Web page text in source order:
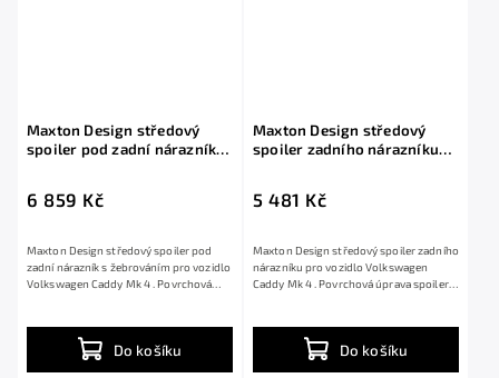
Maxton Design středový
spoiler pod zadní nárazník s
plast ABS
6 859 Kč
Do košíku
Maxton Design středový spoiler pod
zadní nárazník s žebrováním pro vozidlo
Volkswagen Caddy Mk 4 . Povrchová
Maxton Design středový
spoiler zadního nárazníku
5 481 Kč
Do košíku
Maxton Design středový spoiler zadního
nárazníku pro vozidlo Volkswagen
Caddy Mk 4 . Povrchová úprava spoileru